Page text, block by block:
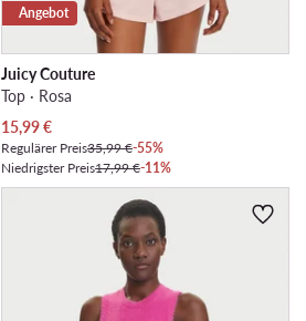
Angebot
Juicy Couture
Top · Rosa
Aktueller Preis
15,99€
Regulärer Preis35,99 €-55%
Niedrigster Preis17,99 €-11%